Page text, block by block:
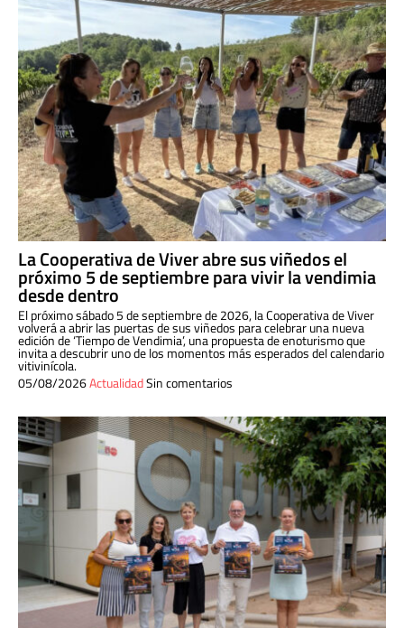
La Cooperativa de Viver abre sus viñedos el
próximo 5 de septiembre para vivir la vendimia
desde dentro
El próximo sábado 5 de septiembre de 2026, la Cooperativa de Viver
volverá a abrir las puertas de sus viñedos para celebrar una nueva
edición de ‘Tiempo de Vendimia’, una propuesta de enoturismo que
invita a descubrir uno de los momentos más esperados del calendario
vitivinícola.
05/08/2026ActualidadSin comentarios